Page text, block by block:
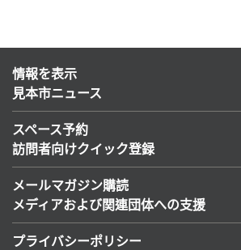
情報を表示
見本市ニュース
スペース予約
訪問者向けクイック登録
メールマガジン購読
メディアおよび関連団体への支援
プライバシーポリシー